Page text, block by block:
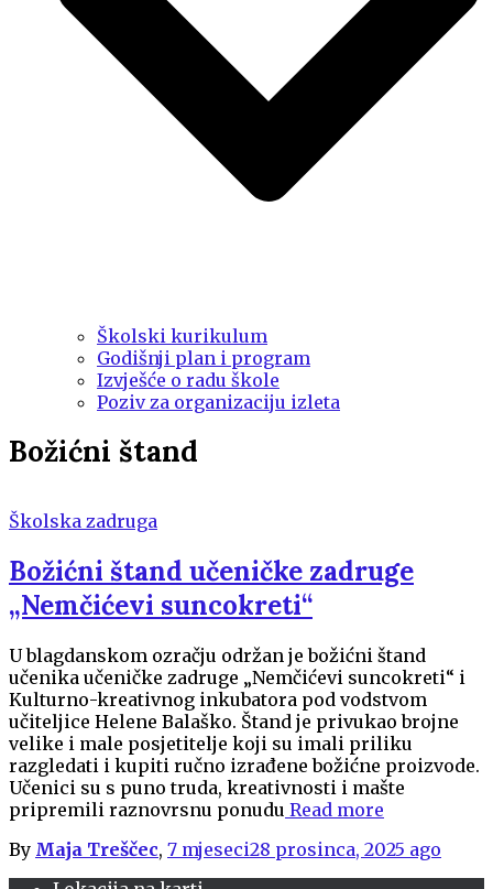
Školski kurikulum
Godišnji plan i program
Izvješće o radu škole
Poziv za organizaciju izleta
Božićni štand
Školska zadruga
Božićni štand učeničke zadruge
„Nemčićevi suncokreti“
U blagdanskom ozračju održan je božićni štand
učenika učeničke zadruge „Nemčićevi suncokreti“ i
Kulturno-kreativnog inkubatora pod vodstvom
učiteljice Helene Balaško. Štand je privukao brojne
velike i male posjetitelje koji su imali priliku
razgledati i kupiti ručno izrađene božićne proizvode.
Učenici su s puno truda, kreativnosti i mašte
pripremili raznovrsnu ponudu Read more
By Maja Treščec, 7 mjeseci28 prosinca, 2025 ago